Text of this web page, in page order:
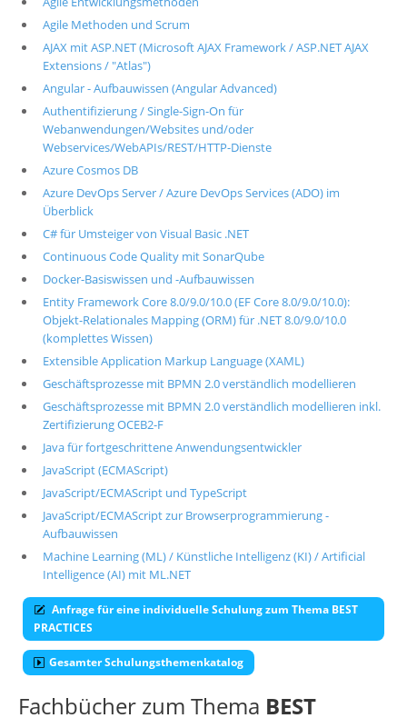
Agile Methoden und Scrum
AJAX mit ASP.NET (Microsoft AJAX Framework / ASP.NET AJAX
Extensions / "Atlas")
Angular - Aufbauwissen (Angular Advanced)
Authentifizierung / Single-Sign-On für
Webanwendungen/Websites und/oder
Webservices/WebAPIs/REST/HTTP-Dienste
Azure Cosmos DB
Azure DevOps Server / Azure DevOps Services (ADO) im
Überblick
C# für Umsteiger von Visual Basic .NET
Continuous Code Quality mit SonarQube
Docker-Basiswissen und -Aufbauwissen
Entity Framework Core 8.0/9.0/10.0 (EF Core 8.0/9.0/10.0):
Objekt-Relationales Mapping (ORM) für .NET 8.0/9.0/10.0
(komplettes Wissen)
Extensible Application Markup Language (XAML)
Geschäftsprozesse mit BPMN 2.0 verständlich modellieren
Geschäftsprozesse mit BPMN 2.0 verständlich modellieren inkl.
Zertifizierung OCEB2-F
Java für fortgeschrittene Anwendungsentwickler
JavaScript (ECMAScript)
JavaScript/ECMAScript und TypeScript
JavaScript/ECMAScript zur Browserprogrammierung -
Aufbauwissen
Machine Learning (ML) / Künstliche Intelligenz (KI) / Artificial
Intelligence (AI) mit ML.NET
Anfrage für eine individuelle Schulung zum Thema BEST
PRACTICES
Gesamter Schulungsthemenkatalog
Fachbücher zum Thema BEST